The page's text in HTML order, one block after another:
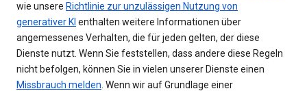
wie unsere Richtlinie zur unzulässigen Nutzung von
generativer KI enthalten weitere Informationen über
angemessenes Verhalten, die für jeden gelten, der diese
Dienste nutzt. Wenn Sie feststellen, dass andere diese Regeln
nicht befolgen, können Sie in vielen unserer Dienste einen
Missbrauch melden. Wenn wir auf Grundlage einer